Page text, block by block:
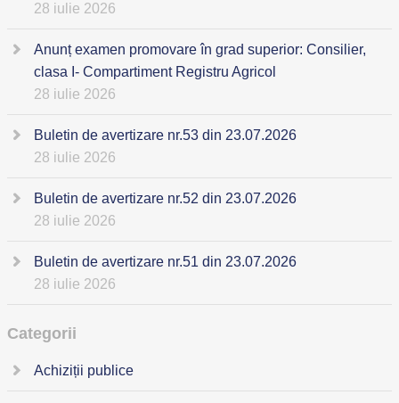
28 iulie 2026
Anunț examen promovare în grad superior: Consilier,
clasa I- Compartiment Registru Agricol
28 iulie 2026
Buletin de avertizare nr.53 din 23.07.2026
28 iulie 2026
Buletin de avertizare nr.52 din 23.07.2026
28 iulie 2026
Buletin de avertizare nr.51 din 23.07.2026
28 iulie 2026
Categorii
Achiziții publice